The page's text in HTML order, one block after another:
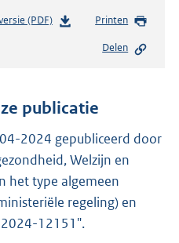
(PDF)b
n
s
g
r
o
o
t
Printen
Delen
publicatie
2024 gepubliceerd door
Welzijn en
het type algemeen
regeling) en
12151".